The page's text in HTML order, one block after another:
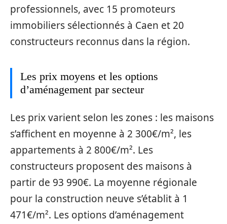
professionnels, avec 15 promoteurs
immobiliers sélectionnés à Caen et 20
constructeurs reconnus dans la région.
Les prix moyens et les options
d’aménagement par secteur
Les prix varient selon les zones : les maisons
s’affichent en moyenne à 2 300€/m², les
appartements à 2 800€/m². Les
constructeurs proposent des maisons à
partir de 93 990€. La moyenne régionale
pour la construction neuve s’établit à 1
471€/m². Les options d’aménagement